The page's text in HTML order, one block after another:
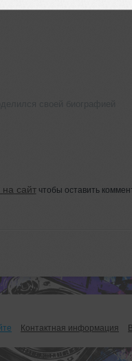
на сайтчтобы оставить
Контактная информация